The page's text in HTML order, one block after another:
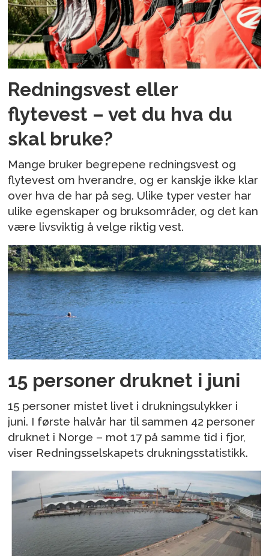
Redningsvest eller
flytevest – vet du hva du
skal bruke?
Mange bruker begrepene redningsvest og
flytevest om hverandre, og er kanskje ikke klar
over hva de har på seg. Ulike typer vester har
ulike egenskaper og bruksområder, og det kan
være livsviktig å velge riktig vest.
15 personer druknet i juni
15 personer mistet livet i drukningsulykker i
juni. I første halvår har til sammen 42 personer
druknet i Norge – mot 17 på samme tid i fjor,
viser Redningsselskapets drukningsstatistikk.